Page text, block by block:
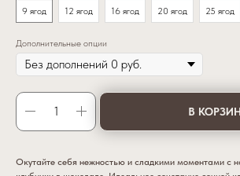
9 ягод
12 ягод 16 ягод 20 ягод 25 ягод
Дополнительные опции
В
Окутайте себя нежностью и сладкими моментами с